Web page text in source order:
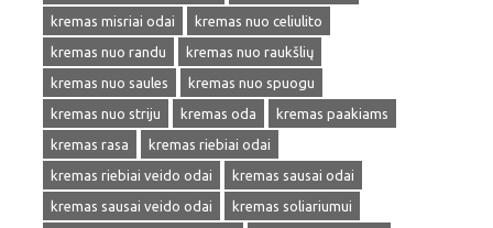
kremas misriai odai
kremas nuo celiulito
kremas nuo randu
kremas nuo raukšlių
kremas nuo saules
kremas nuo spuogu
kremas nuo striju
kremas oda
kremas paakiams
kremas rasa
kremas riebiai odai
kremas riebiai veido odai
kremas sausai odai
kremas sausai veido odai
kremas soliariumui